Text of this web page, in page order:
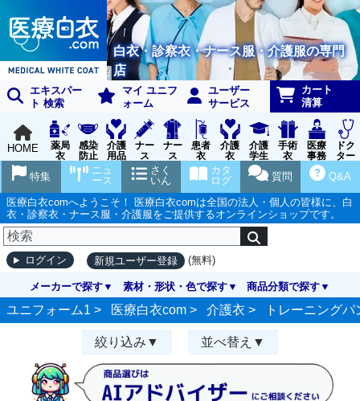
白衣・診察衣・ナース服・介護服の専門
店
エキスパー
ト 検索
マイ ユニフ
ォーム
ユーザー
サービス
カート
清算
HOME
薬局
衣
感染
防止
用品
介護
用品
ナー
ス
グッ
ズ
ナー
ス
ウェ
ア
患者
衣
介護
衣
介護
学生
実習
衣
手術
衣
医療
事務
受付
ドク
ター
ア
Q&A
質問
カタ
ログ
さく
いん
ニュ
ース
特集
医療白衣comへようこそ！ 医療白衣comは全国の法人・個人の皆様に、白
衣・診察衣・ナース服・介護服をご提供するオンラインショップです。
ログイン 新規ユーザー登録 (無料)
メーカーで探す 素材・形状・色で探す 商品分類で探す
ユニフォーム1 > 医療白衣com > 介護衣 > トレーニングパ
絞り込み 並べ替え